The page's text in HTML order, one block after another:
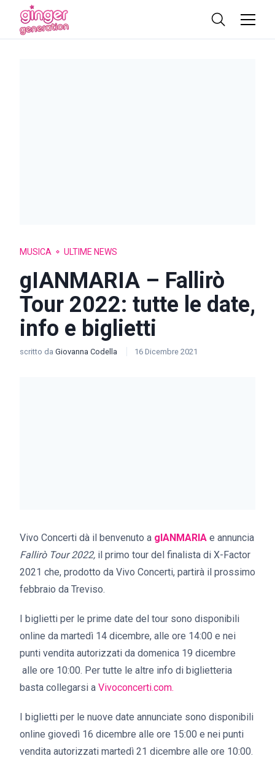
MUSICA ULTIME NEWS
gIANMARIA – Fallirò
Tour 2022: tutte le date,
info e biglietti
scritto da Giovanna Codella 16 Dicembre 2021
Vivo Concerti dà il benvenuto a gIANMARIA e annuncia
Fallirò Tour 2022, il primo tour del finalista di X-Factor
2021 che, prodotto da Vivo Concerti, partirà il prossimo
febbraio da Treviso.
I biglietti per le prime date del tour sono disponibili
online da martedì 14 dicembre, alle ore 14:00 e nei
punti vendita autorizzati da domenica 19 dicembre
alle ore 10:00. Per tutte le altre info di biglietteria
basta collegarsi a Vivoconcerti.com.
I biglietti per le nuove date annunciate sono disponibili
online giovedì 16 dicembre alle ore 15:00 e nei punti
vendita autorizzati martedì 21 dicembre alle ore 10:00.